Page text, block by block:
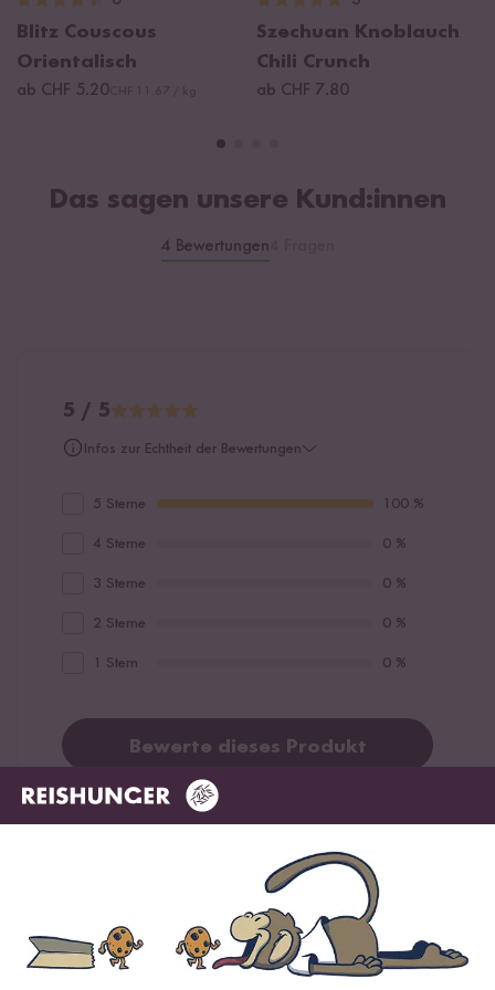
Zwiebeln 5,7 %, Salz, Sonnenblumenöl, Karotten 2 %, geröstete
Sonnenblumenkerne 1,4 %,
Molkenerzeugnis
0,8 %, Zucker, Koriander, Glukosesirup, Zimt, Ingwer, Petersilie,
Senf enthalten.
Blitz Couscous
Orientalisch
ab CHF 5.20
Szechuan Knoblauch
Chili Crunch
ab CHF 7.80
Das sagen unsere Kund:innen
4 Bewertungen
5 / 5
Infos zur Echtheit der Bewertungen
5 Sterne 100 %
4 Sterne 0 %
3 Sterne 0 %
2 Sterne 0 %
1 Stern 0 %
Bewerte dieses Produkt
Höchste Bewertung Niedrigste Bewertung